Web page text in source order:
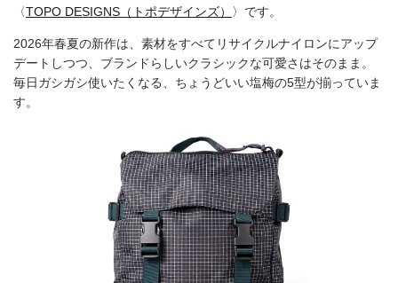
〈TOPO DESIGNS（トポデザインズ） 〉です。
2026年春夏の新作は、素材をすべてリサイクルナイロンにアップ
デートしつつ、ブランドらしいクラシックな可愛さはそのまま。
毎日ガシガシ使いたくなる、ちょうどいい塩梅の5型が揃っていま
す。